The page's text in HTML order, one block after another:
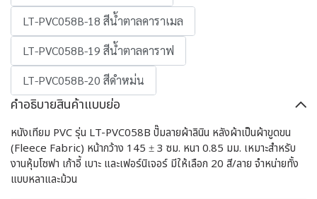
LT-PVC058B-18 สีน้ำตาลคาราเมล
LT-PVC058B-19 สีน้ำตาลคาราฟ
LT-PVC058B-20 สีดำหม่น
คำอธิบายสินค้าแบบย่อ
หนังเทียม PVC รุ่น LT-PVC058B ปั๊มลายผ้าลินิน หลังผ้าเป็นผ้าขูดขน
(Fleece Fabric) หน้ากว้าง 145 ± 3 ซม. หนา 0.85 มม. เหมาะสำหรับ
งานหุ้มโซฟา เก้าอี้ เบาะ และเฟอร์นิเจอร์ มีให้เลือก 20 สี/ลาย จำหน่ายทั้ง
แบบหลาและม้วน